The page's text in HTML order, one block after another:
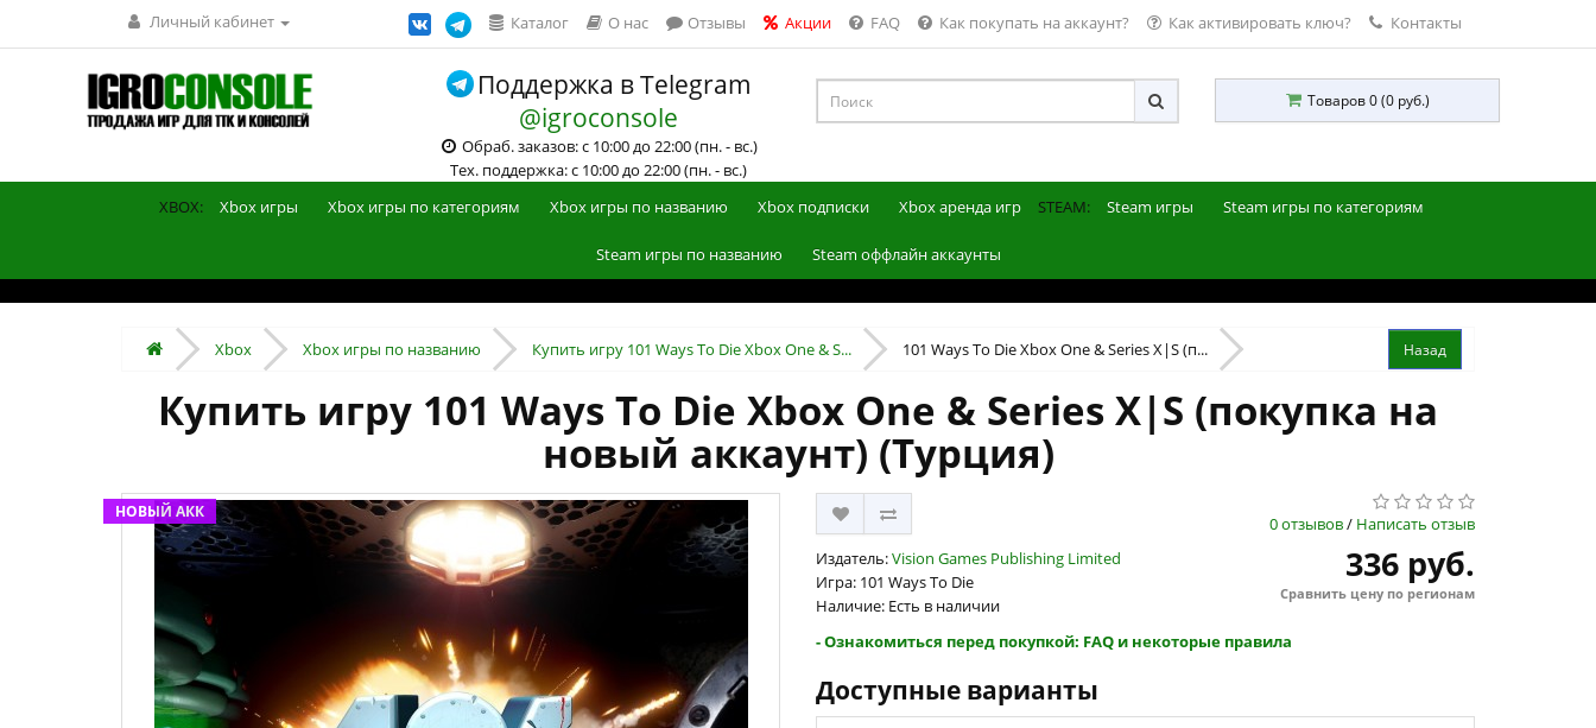
Личный кабинет Каталог О нас Отзывы Акции FAQ Как покупать на аккаунт? Как активировать ключ? Контакты
Поддержка в Telegram
@igroconsole
Обраб. заказов: с 10:00 до 22:00 (пн. - вс.)
Тех. поддержка: с 10:00 до 22:00 (пн. - вс.)
Товаров 0 (0 руб.)
XBOX: Xbox игры Xbox игры по категориям Xbox игры по названию Xbox подписки Xbox аренда игр STEAM: Steam игры Steam игры по категориям
Steam игры по названию Steam оффлайн аккаунты
Xbox Xbox игры по названию Купить игру 101 Ways To Die Xbox One & S... 101 Ways To Die Xbox One & Series X|S (п...
Купить игру 101 Ways To Die Xbox One & Series X|S (покупка на
новый аккаунт) (Турция)
НОВЫЙ АКК
0 отзывов/ Написать отзыв
Издатель:Vision Games Publishing Limited
Игра: 101 Ways To Die
Наличие: Есть в наличии
336 руб.
Сравнить цену по регионам
- Ознакомиться перед покупкой: FAQ и некоторые правила
Доступные варианты